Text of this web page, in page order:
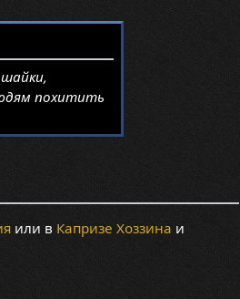
похитить
или в Капризе Хоззина и